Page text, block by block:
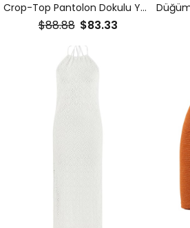
Crop-Top Pantolon Dokulu Yeşil Takım
$83.33
$88.88